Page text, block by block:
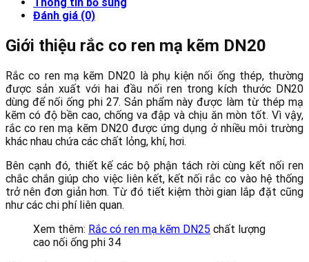
Thông tin bổ sung
Đánh giá (0)
Giới thiệu rắc co ren mạ kẽm DN20
Rắc co ren mạ kẽm DN20 là phụ kiện nối ống thép, thường
được sản xuất với hai đầu nối ren trong kích thước DN20
dùng để nối ống phi 27. Sản phẩm này được làm từ thép mạ
kẽm có độ bền cao, chống va đập và chịu ăn mòn tốt. Vì vậy,
rắc co ren mạ kẽm DN20 được ứng dụng ở nhiều môi trường
khác nhau chứa các chất lỏng, khí, hơi.
Bên cạnh đó, thiết kế các bộ phận tách rời cùng kết nối ren
chắc chắn giúp cho việc liên kết, kết nối rắc co vào hệ thống
trở nên đơn giản hơn. Từ đó tiết kiệm thời gian lắp đặt cũng
như các chi phí liên quan.
Xem thêm: Rắc có ren mạ kẽm DN25 chất lượng
cao nối ống phi 34